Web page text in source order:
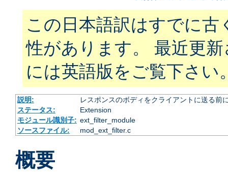
この日本語訳はすでに古
性があります。 最近更
には英語版をご覧下さい
説明:
レスポンスのボディをクライアントに送る前
ステータス:
Extension
モジュール識別子: ext_filter_module
ソースファイル:
mod_ext_filter.c
概要